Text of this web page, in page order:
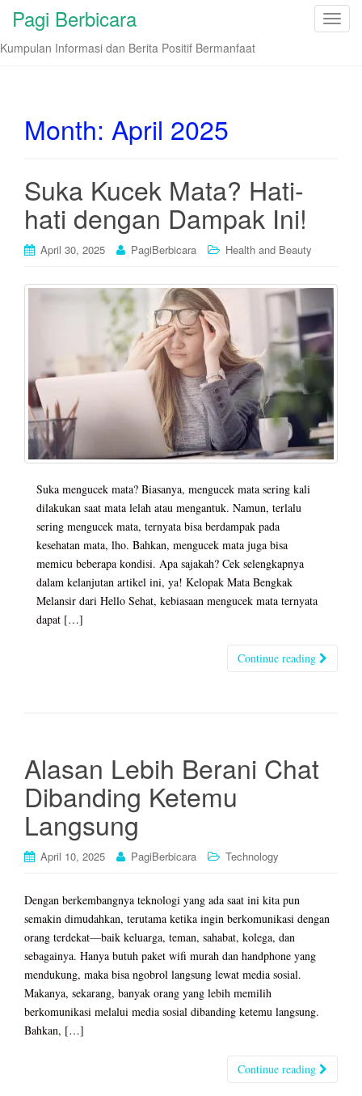
T
o
Pagi Berbicara
Kumpulan Informasi dan Berita Positif Bermanfaat
Month: April 2025
Suka Kucek Mata? Hati-
hati dengan Dampak Ini!
April 30, 2025 PagiBerbicara Health and Beauty
Suka mengucek mata? Biasanya, mengucek mata sering kali
dilakukan saat mata lelah atau mengantuk. Namun, terlalu
sering mengucek mata, ternyata bisa berdampak pada
kesehatan mata, lho. Bahkan, mengucek mata juga bisa
memicu beberapa kondisi. Apa sajakah? Cek selengkapnya
dalam kelanjutan artikel ini, ya! Kelopak Mata Bengkak
Melansir dari Hello Sehat, kebiasaan mengucek mata ternyata
dapat […]
Continue reading
Alasan Lebih Berani Chat
Dibanding Ketemu
Langsung
April 10, 2025 PagiBerbicara Technology
Dengan berkembangnya teknologi yang ada saat ini kita pun
semakin dimudahkan, terutama ketika ingin berkomunikasi dengan
orang terdekat—baik keluarga, teman, sahabat, kolega, dan
sebagainya. Hanya butuh paket wifi murah dan handphone yang
mendukung, maka bisa ngobrol langsung lewat media sosial.
Makanya, sekarang, banyak orang yang lebih memilih
berkomunikasi melalui media sosial dibanding ketemu langsung.
Bahkan, […]
Continue reading